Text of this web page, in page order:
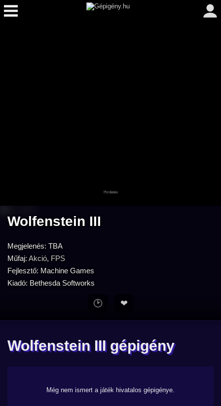
Wolfenstein III
Megjelenés: TBA
Műfaj: Akció, FPS
Fejlesztő: Machine Games
Kiadó: Bethesda Softworks
🕑 ❤
Wolfenstein III gépigény
Még nem ismert a játék hivatalos gépigénye.